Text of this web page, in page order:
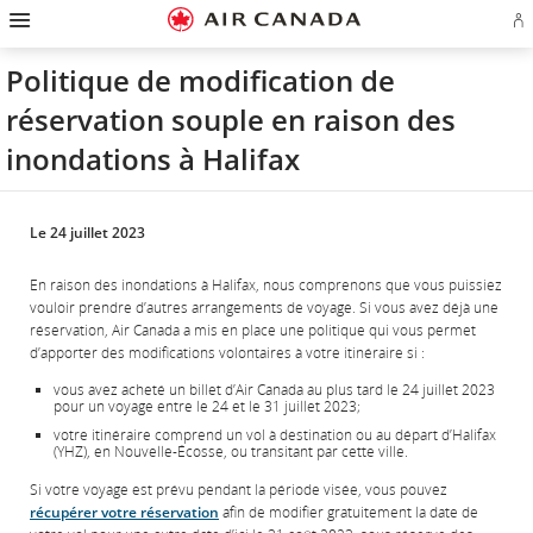
Passez
page
d'accueil
Passer
navigation
principale
Passer
contenu
Passez
champ
de
recherche
Passer
liens
en
bas
page
Passer
plan
du
site
Passer
Pour
nous
joindre
Politique de modification de
réservation souple en raison des
inondations à Halifax
Le 24 juillet 2023
En raison des inondations à Halifax, nous comprenons que vous puissiez
vouloir prendre d’autres arrangements de voyage. Si vous avez déjà une
réservation, Air Canada a mis en place une politique qui vous permet
d’apporter des modifications volontaires à votre itinéraire si :
vous avez acheté un billet d’Air Canada au plus tard le 24 juillet 2023
pour un voyage entre le 24 et le 31 juillet 2023;
votre itinéraire comprend un vol à destination ou au départ d’Halifax
(YHZ), en Nouvelle-Écosse, ou transitant par cette ville.
Si votre voyage est prévu pendant la période visée, vous pouvez
récupérer votre réservation afin de modifier gratuitement la date de